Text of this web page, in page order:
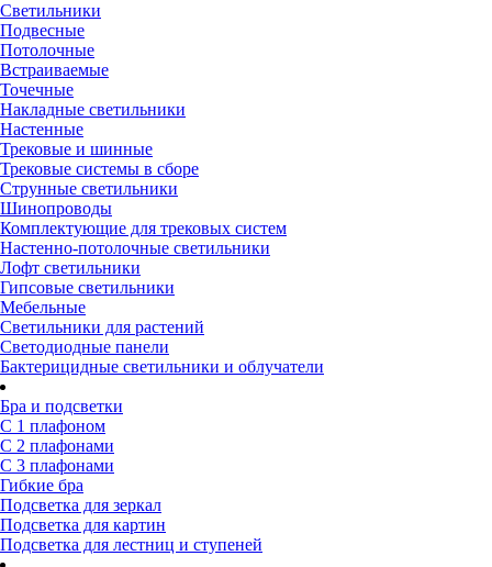
Светильники
Подвесные
Потолочные
Встраиваемые
Точечные
Накладные светильники
Настенные
Трековые и шинные
Трековые системы в сборе
Струнные светильники
Шинопроводы
Комплектующие для трековых систем
Настенно-потолочные светильники
Лофт светильники
Гипсовые светильники
Мебельные
Светильники для растений
Светодиодные панели
Бактерицидные светильники и облучатели
Бра и подсветки
С 1 плафоном
С 2 плафонами
С 3 плафонами
Гибкие бра
Подсветка для зеркал
Подсветка для картин
Подсветка для лестниц и ступеней